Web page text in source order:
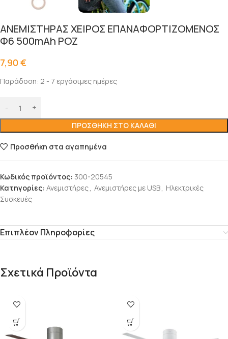
ΑΝΕΜΙΣΤΗΡΑΣ ΧΕΙΡΟΣ ΕΠΑΝΑΦΟΡΤΙΖΟΜΕΝΟΣ
Φ6 500mAh ΡΟΖ
7,90 €
Παράδοση: 2 - 7 εργάσιμες ημέρες
ΠΡΟΣΘΉΚΗ ΣΤΟ ΚΑΛΆΘΙ
Προσθήκη στα αγαπημένα
Κωδικός προϊόντος: 300-20545
Κατηγορίες: Ανεμιστήρες, Ανεμιστήρες με USB, Ηλεκτρικές
Συσκευές
Επιπλέον Πληροφορίες
Σχετικά Προϊόντα